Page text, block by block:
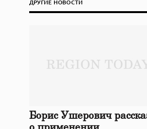
ДРУГИЕ НОВОСТИ
Борис Ушерович